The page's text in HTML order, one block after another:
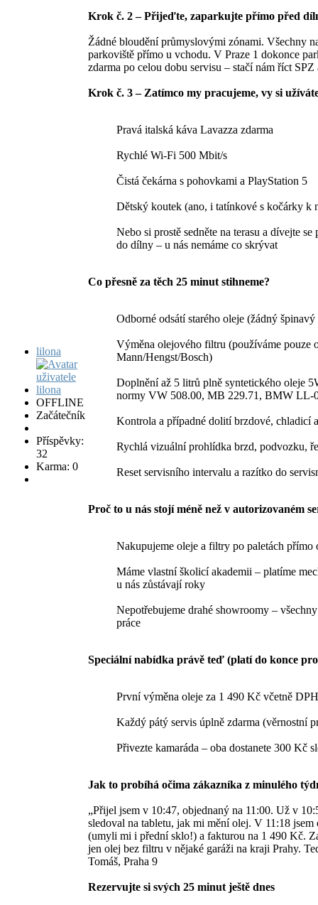
lilona
OFFLINE
Začátečník
Příspěvky:
32
Karma: 0
Krok č. 2 – Přijeďte, zaparkujte přímo před
Žádné bloudění průmyslovými zónami. Všechny
parkoviště přímo u vchodu. V Praze 1 dokonce
zdarma po celou dobu servisu – stačí nám říct
Krok č. 3 – Zatímco my pracujeme, vy si
Pravá italská káva Lavazza zdarma
Rychlé Wi-Fi 500 Mbit/s
Čistá čekárna s pohovkami a PlayStation 5
Dětský koutek (ano, i tatínkové s kočárky k
Nebo si prostě sedněte na terasu a dívejte
do dílny – u nás nemáme co skrývat
Co přesně za těch 25 minut stihneme?
Odborné odsátí starého oleje (žádný
Výměna olejového filtru (používáme pouze
Mann/Hengst/Bosch)
Doplnění až 5 litrů plně syntetického oleje
normy VW 508.00, MB 229.71, BMW LL-
Kontrola a případné dolití brzdové, chladicí
Rychlá vizuální prohlídka brzd, podvozku,
Reset servisního intervalu a razítko do
Proč to u nás stojí méně než v autorizovaném
Nakupujeme oleje a filtry po paletách přímo
Máme vlastní školicí akademii – platíme
u nás zůstávají roky
Nepotřebujeme drahé showroomy –
práce
Speciální nabídka právě teď (platí do konce
První výměna oleje za 1 490 Kč včetně
Každý pátý servis úplně zdarma (věrnostní
Přivezte kamaráda – oba dostanete 300 Kč
Jak to probíhá očima zákazníka z minulého
„Přijel jsem v 10:47, objednaný na 11:00. Už v
sledoval na tabletu, jak mi mění olej. V 11:18 jsem
(umyli mi i přední sklo!) a fakturou na 1 490 Kč.
jen olej bez filtru v nějaké garáži na kraji Prahy.
Tomáš, Praha 9
Rezervujte si svých 25 minut ještě dnes